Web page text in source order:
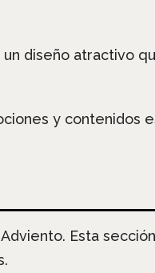
diseño atractivo
y contenidos
Esta